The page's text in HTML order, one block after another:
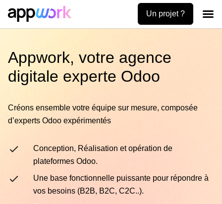
Un projet ?
Appwork, votre agence
digitale experte Odoo
Créons ensemble votre équipe sur mesure, composée
d’experts Odoo expérimentés
Conception, Réalisation et opération de
plateformes Odoo.
Une base fonctionnelle puissante pour répondre à
vos besoins (B2B, B2C, C2C..).